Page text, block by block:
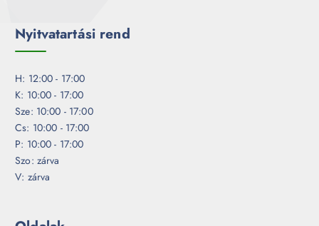
Nyitvatartási rend
H: 12:00 - 17:00
K: 10:00 - 17:00
Sze: 10:00 - 17:00
Cs: 10:00 - 17:00
P: 10:00 - 17:00
Szo: zárva
V: zárva